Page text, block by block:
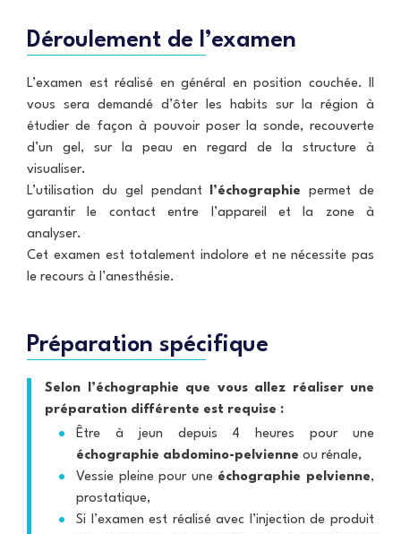
Déroulement de l’examen
L’examen est réalisé en général en position couchée. Il
vous sera demandé d’ôter les habits sur la région à
étudier de façon à pouvoir poser la sonde, recouverte
d’un gel, sur la peau en regard de la structure à
visualiser.
L’utilisation du gel pendant
l’échographie permet de
garantir le contact entre l’appareil et la zone à
analyser.
Cet examen est totalement indolore et ne nécessite pas
le recours à l’anesthésie.
Préparation spécifique
Selon l’échographie que vous allez réaliser une
préparation différente est requise :
Être à jeun depuis 4 heures pour une
échographie abdomino-pelvienne ou rénale,
Vessie pleine pour une échographie pelvienne,
prostatique,
Si l’examen est réalisé avec l’injection de produit